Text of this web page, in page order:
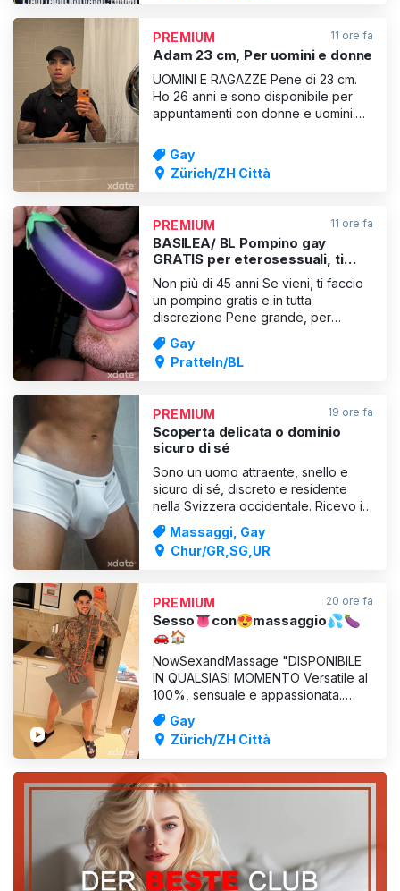
PREMIUM 11 ore fa
Adam 23 cm, Per uomini e donne
UOMINI E RAGAZZE Pene di 23 cm.
Ho 26 anni e sono disponibile per
appuntamenti con donne e uomini.
fantastica, grande e indimenticabile,
scrivimi pure 💦👿🍆🧑🏽‍💼🧑🏽‍💼
Gay
Zürich/ZH Città
PREMIUM 11 ore fa
BASILEA/ BL Pompino gay
GRATIS per eterosessuali, ti
succhio fino in fondo! Fino a 45
anni
Non più di 45 anni Se vieni, ti faccio
un pompino gratis e in tutta
discrezione Pene grande, per
favore, niente uomini grassi!
WhatsApp con foto del pene
Gay
Pratteln/BL
PREMIUM 19 ore fa
Scoperta delicata o dominio
sicuro di sé
Sono un uomo attraente, snello e
sicuro di sé, discreto e residente
nella Svizzera occidentale. Ricevo in
un ambiente privato e riservato,
riservato a una clientela rispettosa.
La discrezione è per me una priorità
possono dive
Massaggi, Gay
Chur/GR,SG,UR
PREMIUM 20 ore fa
Sesso👅con😍massaggio💦🍆
🚗🏠
NowSexandMassage "DISPONIBILE
IN QUALSIASI MOMENTO Versatile al
100%, sensuale e appassionata.
Sono bravissima a baciatrice, con
incredibili abilità orali e mani grandi
Per esplorare tutto ciò che ti fa
soddisfare papà e di dimostrargli che
i ragazzacci com
Gay
Zürich/ZH Città
VISUALIZZA